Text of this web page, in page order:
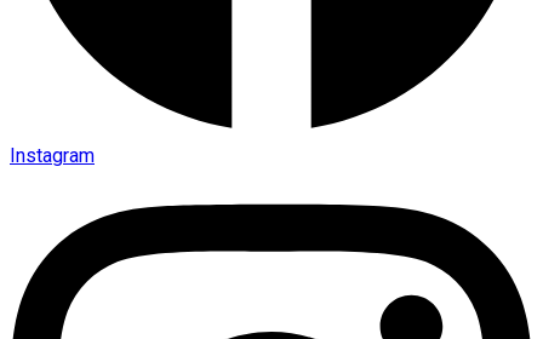
Instagram